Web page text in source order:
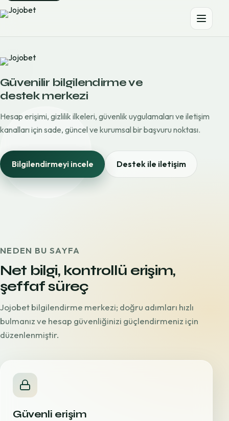
Güvenilir bilgilendirme ve
destek merkezi
Hesap erişimi, gizlilik ilkeleri, güvenlik uygulamaları ve iletişim
kanalları için sade, güncel ve kurumsal bir başvuru noktası.
Bilgilendirmeyi incele Destek ile iletişim
NEDEN BU SAYFA
Net bilgi, kontrollü erişim,
şeffaf süreç
Jojobet bilgilendirme merkezi; doğru adımları hızlı
bulmanız ve hesap güvenliğinizi güçlendirmeniz için
düzenlenmiştir.
Güvenli erişim